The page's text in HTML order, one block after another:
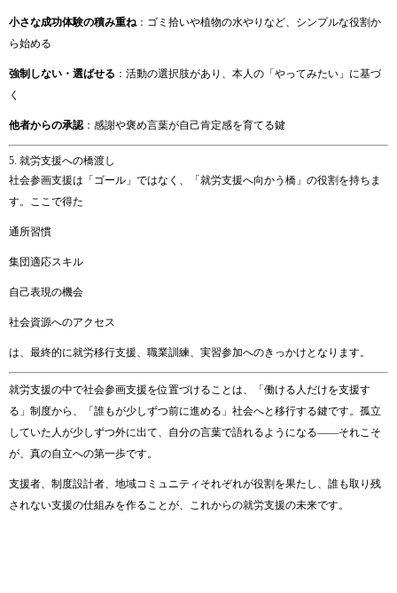
小さな成功体験の積み重ね： ゴミ 拾いや植物の水やり など、 シンプルな役割か
ら始める
強制 しない・ 選ばせる ： 活動の選択肢があり、 本人の「 やってみたい」 に基づ
く
他者からの承認： 感謝や褒め言葉が自己肯定感を育てる鍵
5. 就労支援への橋渡し
社会参画支援は「 ゴール」 ではなく、「 就労支援へ向かう 橋」 の役割 を持ち ま
す。 ここで得た
通所習慣
集団適応スキル
自己表現の機会
社会資源へのアクセス
は、 最終的に就労移行支援、 職業訓練、 実習参加へのきっかけ となり ます。
就労支援の中で社会参画支援を位置づけることは、「 働ける 人だけを支援す
る」 制度から、「 誰もが少しずつ前に進める」 社会へと移行する鍵です。 孤立
していた 人が少しずつ外に出て、 自分の言葉で語れるよう になる――それこそ
が、 真の自立への第一歩です。
支援者、 制度設計者、 地域コミュニティ それぞれが役割 を果た し、 誰も取り 残
されない支援の仕組みを作ることが、 これからの就労支援の未来です。